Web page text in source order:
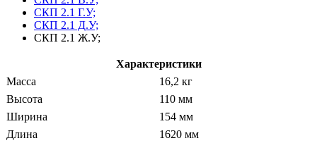
СКП 2.1 Г.У;
СКП 2.1 Д.У;
СКП 2.1 Ж.У;
Характеристики
Масса
16,2 кг
Высота
110 мм
Ширина
154 мм
Длина
1620 мм